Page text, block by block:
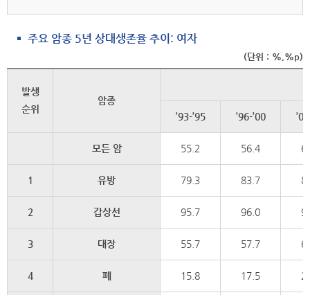
주요 암종 5년 상대생존율 추이: 여자
(단위 : %,%p)
발생
순위
암종
’93-’95
’96-’00
모든 암 55.2 56.4
1 유방 79.3 83.7
2 갑상선 95.7 96.0
3 대장 55.7 57.7
4 폐 15.8 17.5